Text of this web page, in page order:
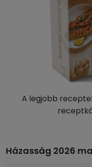
A legjobb
Házasság 2026